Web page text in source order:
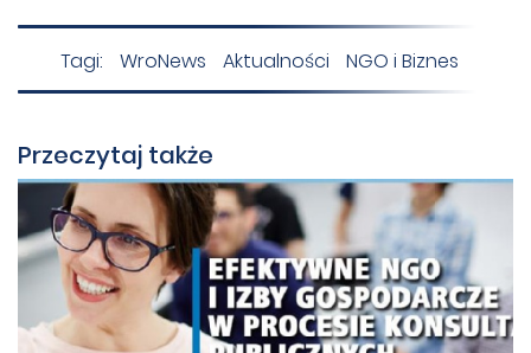
Tagi: WroNews Aktualności NGO i Biznes
Przeczytaj także